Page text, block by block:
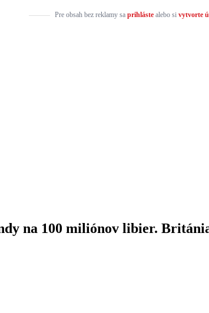
Pre obsah bez reklamy sa prihlástealebo si vytvorte
na 100 miliónov libier.